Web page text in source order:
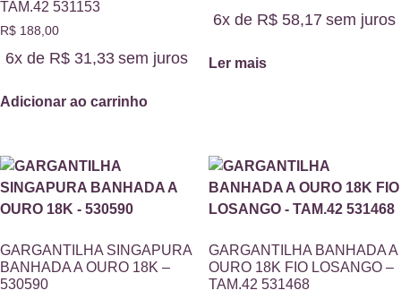
TAM.42 531153
R$ 188,00
6x de R$31,33 sem juros
Adicionar ao carrinho
6x de R$ 58,17 sem juros
Ler mais
GARGANTILHA SINGAPURA
BANHADA A OURO 18K –
530590
GARGANTILHA BANHADA A
OURO 18K FIO LOSANGO –
TAM.42 531468